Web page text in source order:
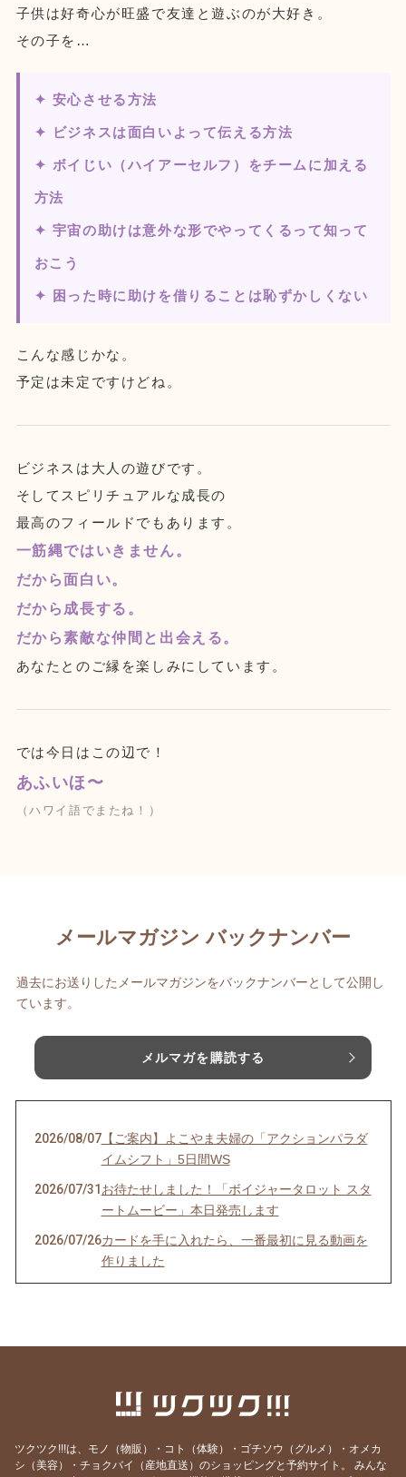
子供は好奇心が旺盛で友達と遊ぶのが大好き。
その子を…
✦ 安心させる方法
✦ ビジネスは面白いよって伝える方法
✦ ボイじい（ハイアーセルフ）をチームに加える
方法
✦ 宇宙の助けは意外な形でやってくるって知って
おこう
✦ 困った時に助けを借りることは恥ずかしくない
こんな感じかな。
予定は未定ですけどね。
ビジネスは大人の遊びです。
そしてスピリチュアルな成長の
最高のフィールドでもあります。
一筋縄ではいきません。
だから面白い。
だから成長する。
だから素敵な仲間と出会える。
あなたとのご縁を楽しみにしています。
では今日はこの辺で！
あふいほ〜
（ハワイ語でまたね！）
メールマガジン バックナンバー
過去にお送りしたメールマガジンをバックナンバーとして公開し
ています。
メルマガを購読する
2026/08/07【ご案内】よこやま夫婦の「アクションパラダ
イムシフト」5日間WS
2026/07/31 お待たせしました！「ボイジャータロット スタ
ートムービー」本日発売します
2026/07/26カードを手に入れたら、一番最初に見る動画を
作りました
魂の声、聞こえてる？ゆうあか個別説明会受付
2026/07/02緩んで、許して、委ねて、そしてみんなで豊か
になる。そんな場を作ります。
ツクツク!!!は、モノ（物販）・コト（体験）・ゴチソウ（グルメ）・オメカ
シ（美容）・チョクバイ（産地直送）のショッピングと予約サイト。
みんな